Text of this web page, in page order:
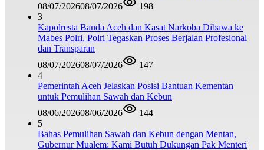
08/07/202608/07/2026
198
3
Kapolresta Banda Aceh dan Kasat Narkoba Dibawa ke
Mabes Polri, Polri Tegaskan Proses Berjalan Profesional
dan Transparan
08/07/202608/07/2026
147
4
Pemerintah Aceh Jelaskan Posisi Bantuan Kementan
untuk Pemulihan Sawah dan Kebun
08/06/202608/06/2026
144
5
Bahas Pemulihan Sawah dan Kebun dengan Mentan,
Gubernur Mualem: Kami Butuh Dukungan Pak Menteri